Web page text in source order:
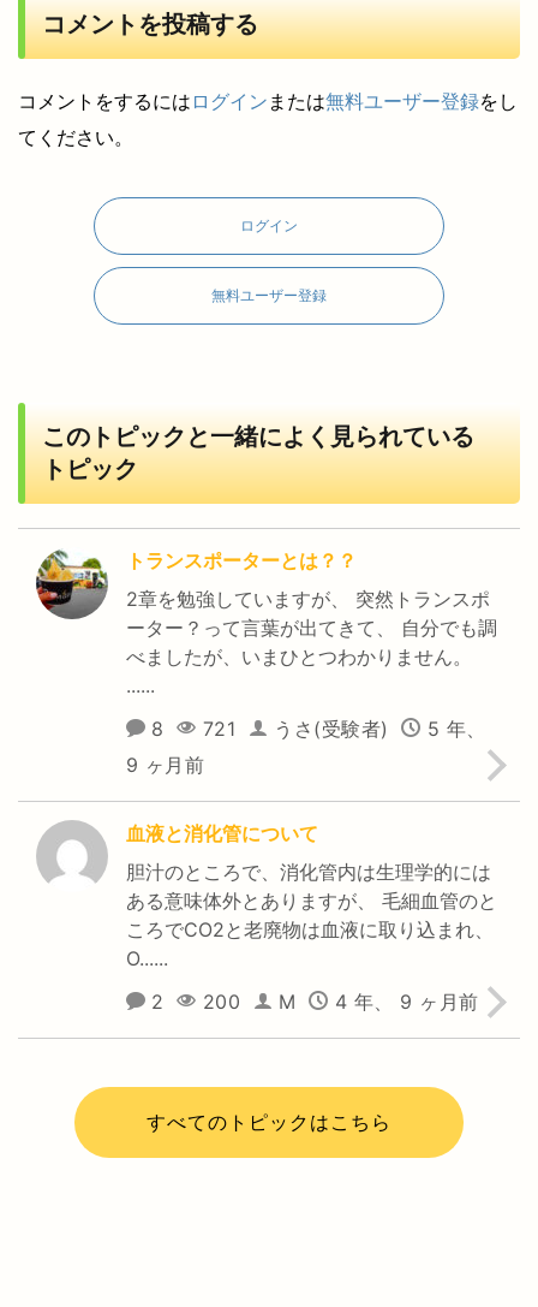
コメントを投稿する
コメントをするには ログイン または無料ユーザー登録をし
てください。
ログイン
無料ユーザー登録
このトピックと一緒によく見られている
トピック
トランスポーターとは？？
2章を勉強していますが、 突然トランスポ
ーター？って言葉が出てきて、 自分でも調
べましたが、いまひとつわかりません。
......
8
721 うさ(受験者)
5 年、
9 ヶ月前
血液と消化管について
胆汁のところで、消化管内は生理学的には
ある意味体外とありますが、 毛細血管のと
ころでCO2と老廃物は血液に取り込まれ、
O......
2
200 M 4 年、 9 ヶ月前
すべてのトピックはこちら